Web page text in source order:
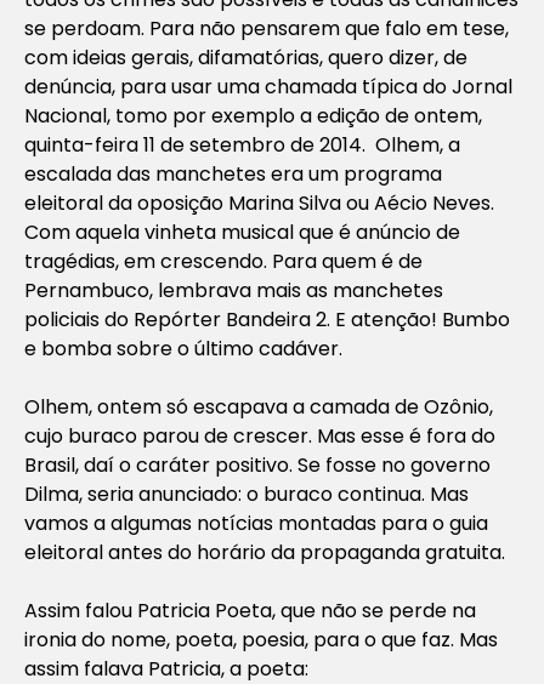
se perdoam. Para não pensarem que falo em tese,
com ideias gerais, difamatórias, quero dizer, de
denúncia, para usar uma chamada típica do Jornal
Nacional, tomo por exemplo a edição de ontem,
quinta-feira 11 de setembro de 2014. Olhem, a
escalada das manchetes era um programa
eleitoral da oposição Marina Silva ou Aécio Neves.
Com aquela vinheta musical que é anúncio de
tragédias, em crescendo. Para quem é de
Pernambuco, lembrava mais as manchetes
policiais do Repórter Bandeira 2. E atenção! Bumbo
e bomba sobre o último cadáver.
Olhem, ontem só escapava a camada de Ozônio,
cujo buraco parou de crescer. Mas esse é fora do
Brasil, daí o caráter positivo. Se fosse no governo
Dilma, seria anunciado: o buraco continua. Mas
vamos a algumas notícias montadas para o guia
eleitoral antes do horário da propaganda gratuita.
Assim falou Patricia Poeta, que não se perde na
ironia do nome, poeta, poesia, para o que faz. Mas
assim falava Patricia, a poeta: